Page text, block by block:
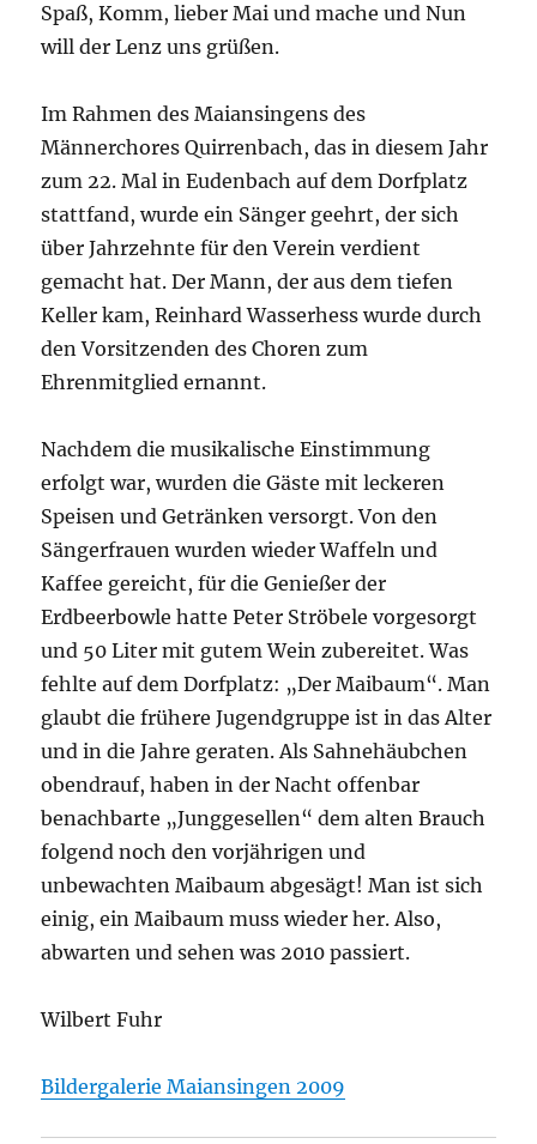
Spaß, Komm, lieber Mai und mache und Nun
will der Lenz uns grüßen.
Im Rahmen des Maiansingens des
Männerchores Quirrenbach, das in diesem Jahr
zum 22. Mal in Eudenbach auf dem Dorfplatz
stattfand, wurde ein Sänger geehrt, der sich
über Jahrzehnte für den Verein verdient
gemacht hat. Der Mann, der aus dem tiefen
Keller kam, Reinhard Wasserhess wurde durch
den Vorsitzenden des Choren zum
Ehrenmitglied ernannt.
Nachdem die musikalische Einstimmung
erfolgt war, wurden die Gäste mit leckeren
Speisen und Getränken versorgt. Von den
Sängerfrauen wurden wieder Waffeln und
Kaffee gereicht, für die Genießer der
Erdbeerbowle hatte Peter Ströbele vorgesorgt
und 50 Liter mit gutem Wein zubereitet. Was
fehlte auf dem Dorfplatz: „Der Maibaum“. Man
glaubt die frühere Jugendgruppe ist in das Alter
und in die Jahre geraten. Als Sahnehäubchen
obendrauf, haben in der Nacht offenbar
benachbarte „Junggesellen“ dem alten Brauch
folgend noch den vorjährigen und
unbewachten Maibaum abgesägt! Man ist sich
einig, ein Maibaum muss wieder her. Also,
abwarten und sehen was 2010 passiert.
Wilbert Fuhr
Bildergalerie Maiansingen 2009